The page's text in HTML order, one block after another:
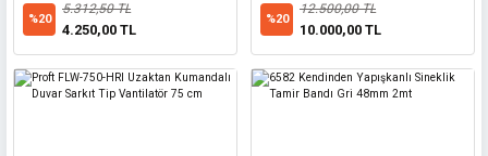
%20
5.312,50 TL
4.250,00 TL
%20
12.500,00 TL
10.000,00 TL